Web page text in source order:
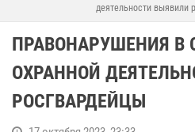
деятельности выявили
ПРАВОНАРУШЕНИЯ В
ОХРАННОЙ
РОСГВАРДЕЙЦЫ